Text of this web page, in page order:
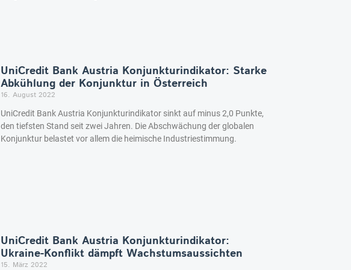
UniCredit Bank Austria Konjunkturindikator: Starke
Abkühlung der Konjunktur in Österreich
16. August 2022
UniCredit Bank Austria Konjunkturindikator sinkt auf minus 2,0 Punkte,
den tiefsten Stand seit zwei Jahren. Die Abschwächung der globalen
Konjunktur belastet vor allem die heimische Industriestimmung.
UniCredit Bank Austria Konjunkturindikator:
Ukraine-Konflikt dämpft Wachstumsaussichten
15. März 2022